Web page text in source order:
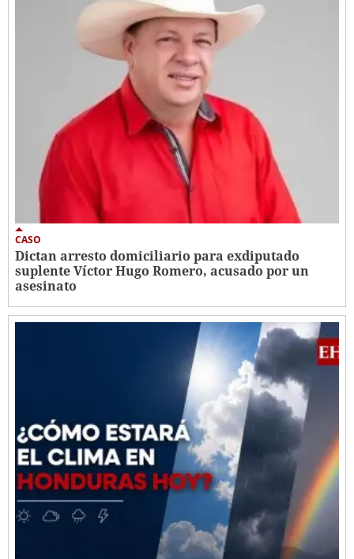
CASO
Dictan arresto domiciliario para exdiputado
suplente Víctor Hugo Romero, acusado por un
asesinato